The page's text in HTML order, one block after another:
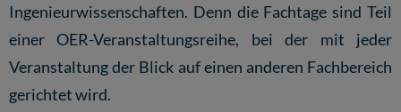
Ingenieurwissenschaften. Denn die Fachtage sind Teil
einer OER-Veranstaltungsreihe, bei der mit jeder
Veranstaltung der Blick auf einen anderen Fachbereich
gerichtet wird.